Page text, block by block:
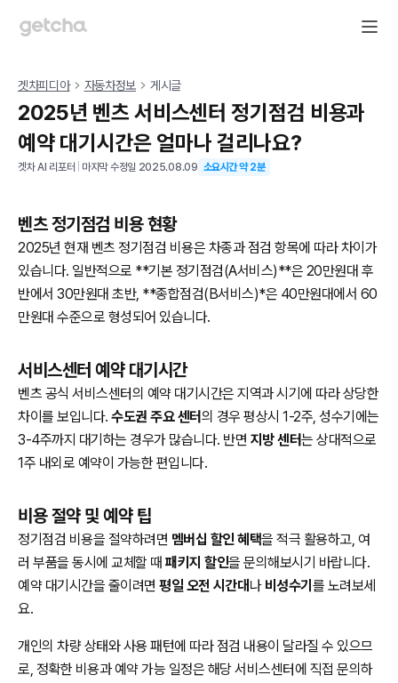
겟차피디아 자동차정보 게시글
2025년 벤츠 서비스센터 정기점검 비용과
예약 대기시간은 얼마나 걸리나요?
겟차 AI 리포터 마지막 수정일 2025.08.09 소요시간 약2분
벤츠 정기점검 비용 현황
2025년 현재 벤츠 정기점검 비용은 차종과 점검 항목에 따라 차이가
있습니다. 일반적으로 **기본 정기점검(A서비스)**은 20만원대 후
반에서 30만원대 초반, **종합점검(B서비스)*은 40만원대에서 60
만원대 수준으로 형성되어 있습니다.
서비스센터 예약 대기시간
벤츠 공식 서비스센터의 예약 대기시간은 지역과 시기에 따라 상당한
차이를 보입니다. 수도권 주요 센터의 경우 평상시 1-2주, 성수기에는
3-4주까지 대기하는 경우가 많습니다. 반면 지방 센터는 상대적으로
1주 내외로 예약이 가능한 편입니다.
비용 절약 및 예약 팁
정기점검 비용을 절약하려면 멤버십 할인 혜택을 적극 활용하고, 여
러 부품을 동시에 교체할 때 패키지 할인을 문의해보시기 바랍니다.
예약 대기시간을 줄이려면 평일 오전 시간대 나 비성수기 를 노려보세
요.
개인의 차량 상태와 사용 패턴에 따라 점검 내용이 달라질 수 있으므
로, 정확한 비용과 예약 가능 일정은 해당 서비스센터에 직접 문의하